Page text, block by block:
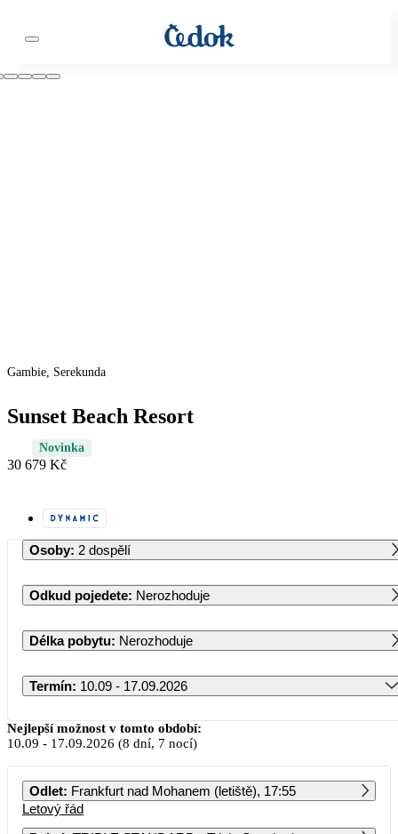
Gambie, Serekunda
Sunset Beach Resort
Novinka
30 679 Kč
Osoby: 2 dospělí
Odkud pojedete: Nerozhoduje
Délka pobytu: Nerozhoduje
Termín: 10.09 - 17.09.2026
Září 2026
PO ÚT ST ČT PÁ SO NE
59 799 33 889 46 829
Nejlepší možnost v tomto období:
10.09 - 17.09.2026 (8 dní, 7 nocí)
Odlet: Frankfurt nad Mohanem (letiště), 17:55
Letový řád